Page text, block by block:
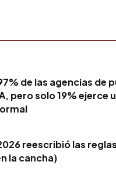
de las agencias de
pero solo 19% ejerce
reescribió las
la cancha)